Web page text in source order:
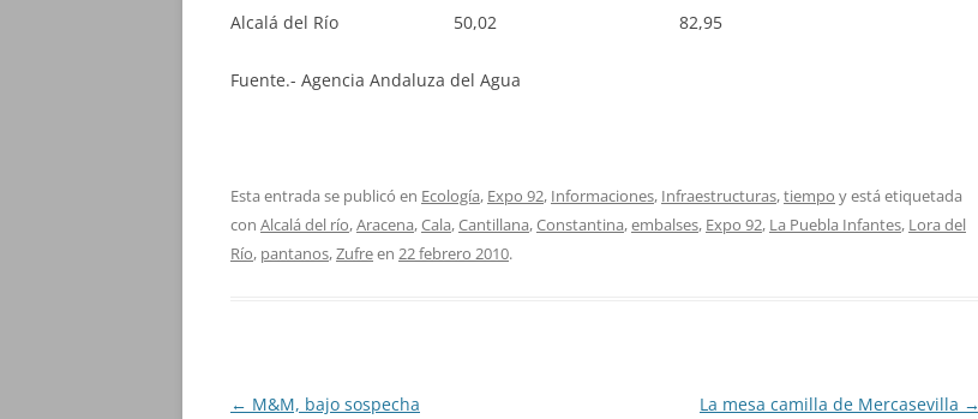
Alcalá del Río 50,02 82,95
Fuente.- Agencia Andaluza del Agua
Esta entrada se publicó en Ecología, Expo 92, Informaciones, Infraestructuras,tiempo y está etiquetada
con Alcalá del río,Aracena,Cala,Cantillana,Constantina,embalses, Expo 92, La Puebla Infantes, Lora del
Río, pantanos,Zufreen 22 febrero 2010.
Navegación
← M&M, bajo sospecha La mesa camilla de Mercasevilla →